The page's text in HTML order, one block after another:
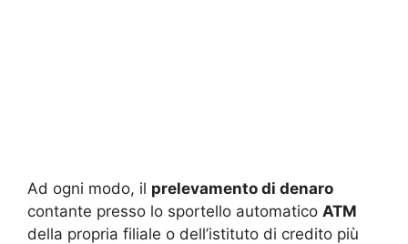
Ad ogni modo, il prelevamento di denaro
contante presso lo sportello automatico ATM
della propria filiale o dell’istituto di credito più